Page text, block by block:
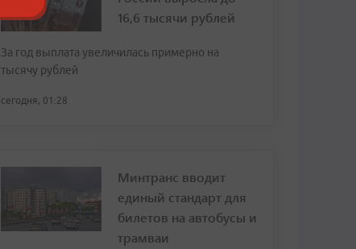
16,6 тысячи рублей
За год выплата увеличилась примерно на
тысячу рублей
сегодня, 01:28
Минтранс вводит
единый стандарт для
билетов на автобусы и
трамваи